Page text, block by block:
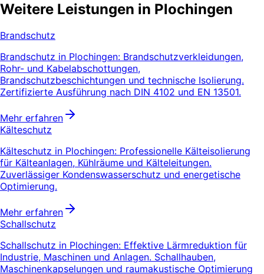
Weitere Leistungen in Plochingen
Brandschutz
Brandschutz in Plochingen: Brandschutzverkleidungen,
Rohr- und Kabelabschottungen,
Brandschutzbeschichtungen und technische Isolierung.
Zertifizierte Ausführung nach DIN 4102 und EN 13501.
Mehr erfahren
Kälteschutz
Kälteschutz in Plochingen: Professionelle Kälteisolierung
für Kälteanlagen, Kühlräume und Kälteleitungen.
Zuverlässiger Kondenswasserschutz und energetische
Optimierung.
Mehr erfahren
Schallschutz
Schallschutz in Plochingen: Effektive Lärmreduktion für
Industrie, Maschinen und Anlagen. Schallhauben,
Maschinenkapselungen und raumakustische Optimierung